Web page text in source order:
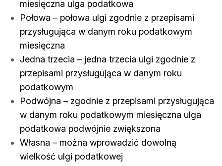
miesięczna ulga podatkowa
Połowa – połowa ulgi zgodnie z przepisami
przysługująca w danym roku podatkowym
miesięczna
Jedna trzecia – jedna trzecia ulgi zgodnie z
przepisami przysługująca w danym roku
podatkowym
Podwójna – zgodnie z przepisami przysługująca
w danym roku podatkowym miesięczna ulga
podatkowa podwójnie zwiększona
Własna – można wprowadzić dowolną
wielkość ulgi podatkowej